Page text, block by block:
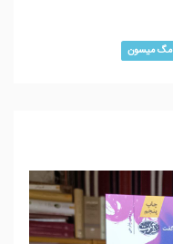
مگ میسون